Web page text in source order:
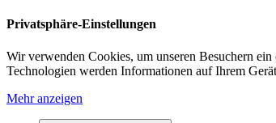
Privatsphäre-Einstellungen
Wir verwenden Cookies, um unseren Besuchern
Technologien werden Informationen auf Ihrem
Mehr anzeigen